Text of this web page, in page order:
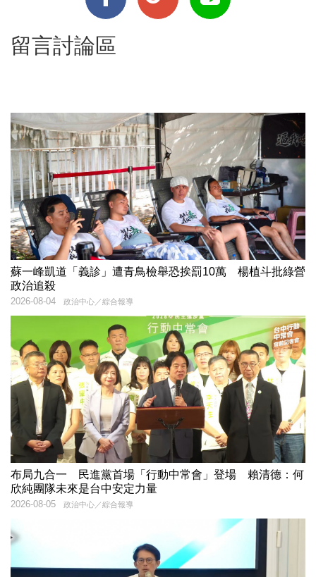
留言討論區
蘇一峰凱道「義診」遭青鳥檢舉恐挨罰10萬 楊植斗批綠營
政治追殺
政治中心／綜合報導
2026-08-04
布局九合一 民進黨首場「行動中常會」登場 賴清德：何
欣純團隊未來是台中安定力量
政治中心／綜合報導
2026-08-05